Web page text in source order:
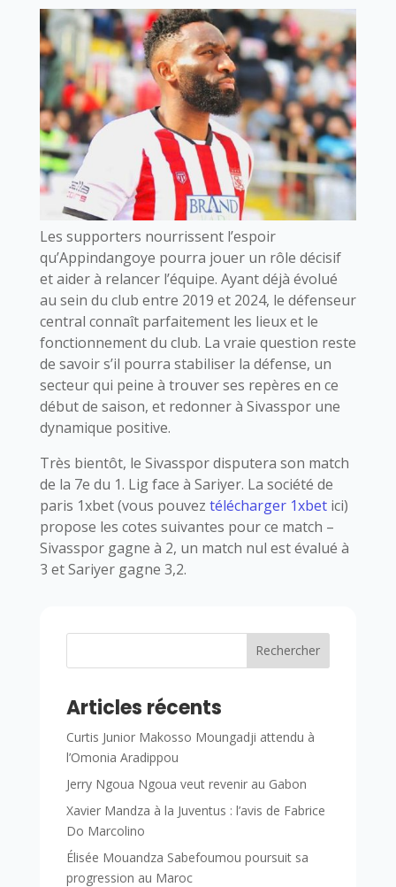
Les supporters nourrissent l’espoir
qu’Appindangoye pourra jouer un rôle décisif
et aider à relancer l’équipe. Ayant déjà évolué
au sein du club entre 2019 et 2024, le défenseur
central connaît parfaitement les lieux et le
fonctionnement du club. La vraie question reste
de savoir s’il pourra stabiliser la défense, un
secteur qui peine à trouver ses repères en ce
début de saison, et redonner à Sivasspor une
dynamique positive.
Très bientôt, le Sivasspor disputera son match
de la 7e du 1. Lig face à Sariyer. La société de
paris 1xbet (vous pouvez télécharger 1xbetici)
propose les cotes suivantes pour ce match –
Sivasspor gagne à 2, un match nul est évalué à
3 et Sariyer gagne 3,2.
Rechercher
Articles récents
Curtis Junior Makosso Moungadji attendu à
l’Omonia Aradippou
Jerry Ngoua Ngoua veut revenir au Gabon
Xavier Mandza à la Juventus : l’avis de Fabrice
Do Marcolino
Élisée Mouandza Sabefoumou poursuit sa
progression au Maroc